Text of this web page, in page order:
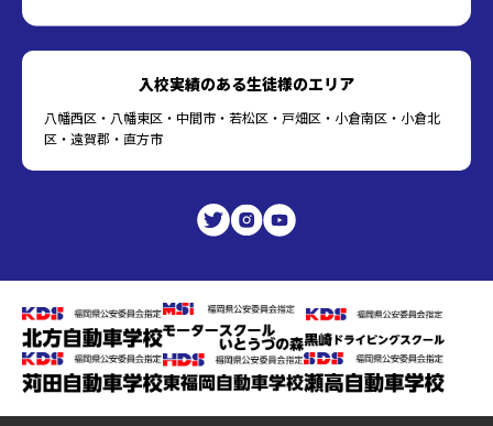
入校実績のある生徒様のエリア
八幡西区・八幡東区・中間市・若松区・戸畑区・小倉南区・小倉北
区・遠賀郡・直方市